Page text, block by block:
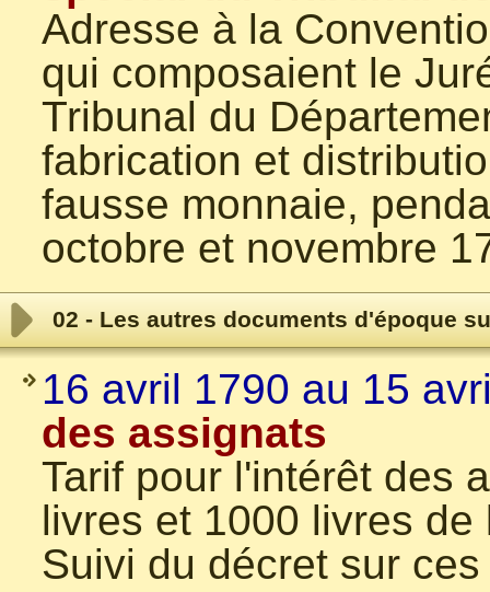
Adresse à la
qui composaient le
Tribunal du
fabrication et
fausse monnaie,
octobre et novembre
02 - Les autres documents d'époque
16 avril 1790 au 15
des assignats
Tarif pour l'intérêt des
livres et 1000 livres
Suivi du décret sur